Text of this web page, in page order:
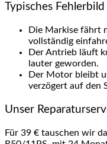
Typisches Fehlerbild
Die Markise fährt
vollständig
Der Antrieb läuft
lauter geworden.
Der Motor bleibt
verzögert auf den
Unser
Für 39 € tauschen wir